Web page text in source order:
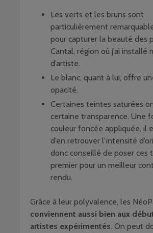
Les verts et les bruns sont
particulièrement
pour capturer la beauté des
Cantal, région où j’ai installé
d’artiste.
Le blanc, quant à lui, offre
opacité.
Certaines teintes saturées
certaine transparence. Une
couleur foncée appliquée, il
d’en retrouver l’intensité
donc conseillé de poser ces
premier pour un meilleur
rendu.
Grâce à leur polyvalence, les
conviennent aussi bien aux
artistes expérimentés. On peut